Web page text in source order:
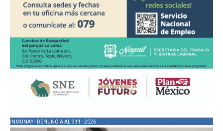
INMUNAY - DENUNCIA AL 911 - 2026